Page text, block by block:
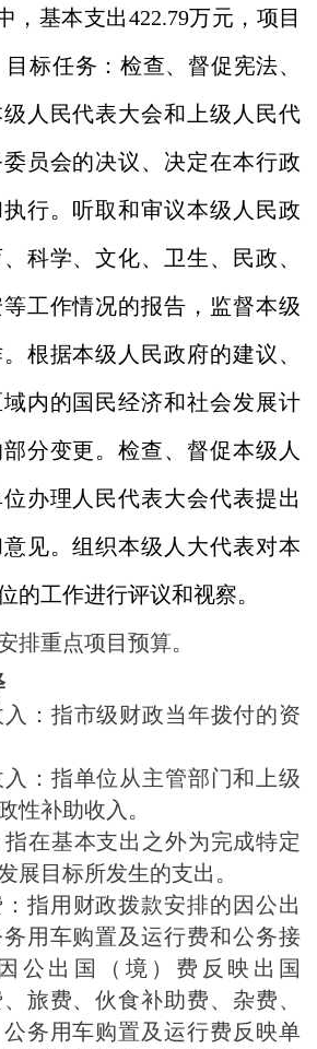
，基本支出422.79万元，项目
标任务：检查、督促宪法、
人民代表大会和上级人民代
员会的决议、决定在本行政
行。听取和审议本级人民政
科学、文化、卫生、民政、
工作情况的报告，监督本级
根据本级人民政府的建议、
内的国民经济和社会发展计
分变更。检查、督促本级人
办理人民代表大会代表提出
见。组织本级人大代表对本
的工作进行评议和视察。
排重点项目预算。
：指市级财政当年拨付的资
：指单位从主管部门和上级
性补助收入。
在基本支出之外为完成特定
展目标所发生的支出。
：指用财政拨款安排的因公出
用车购置及运行费和公务接
公出国（境）费反映出国
旅费、伙食补助费、杂费、
务用车购置及运行费反映单